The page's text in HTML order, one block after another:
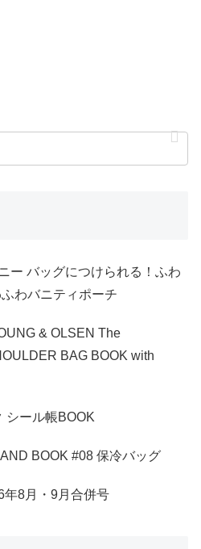
ー バッグにつけられる！ふわ
わバニティポーチ
& OLSEN The
BAG BOOK with
シール帳BOOK
BOOK #08 保冷バッグ
年8月・9月合併号